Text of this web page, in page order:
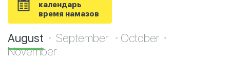
календарь
время намазов
August September
October
November